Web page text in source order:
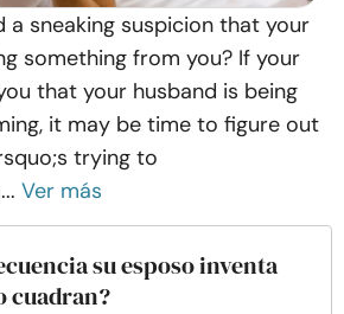
a sneaking suspicion that your
something from you? If your
that your husband is being
it may be time to figure out
trying to
Ver más
su esposo inventa
cuadran?